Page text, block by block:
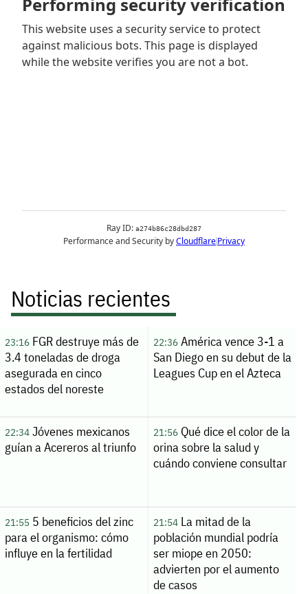
Noticias recientes
23:16FGR destruye más de
3.4 toneladas de droga
asegurada en cinco
estados del noreste
22:36América vence 3-1 a
San Diego en su debut de la
Leagues Cup en el Azteca
22:34Jóvenes mexicanos
guían a Acereros al triunfo
21:56Qué dice el color de la
orina sobre la salud y
cuándo conviene consultar
21:555 beneficios del zinc
para el organismo: cómo
influye en la fertilidad
21:54La mitad de la
población mundial podría
ser miope en 2050:
advierten por el aumento
de casos